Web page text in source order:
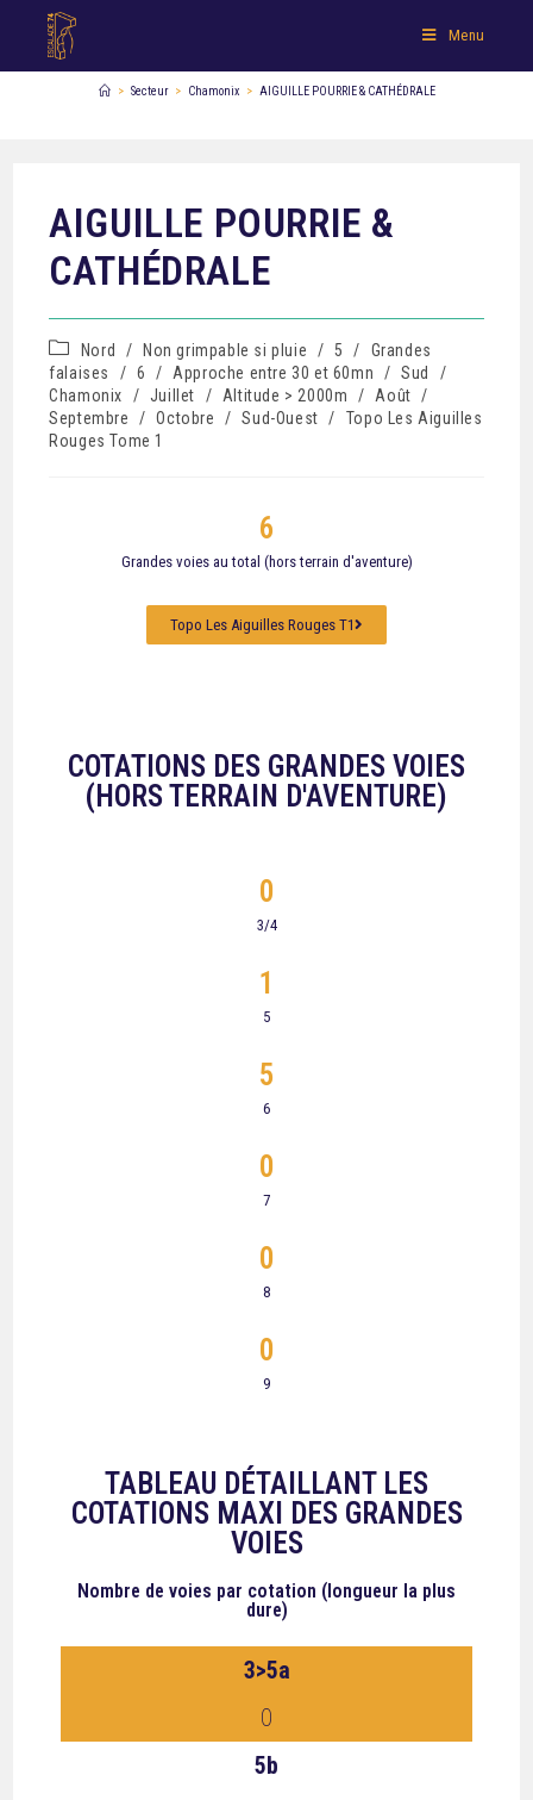
Menu
> Secteur > Chamonix > AIGUILLE POURRIE & CATHÉDRALE
AIGUILLE POURRIE &
CATHÉDRALE
Nord / Non grimpable si pluie / 5 /
Grandes
falaises
/ 6 / Approche entre 30 et 60mn / Sud
/
Chamonix
/ Juillet / Altitude > 2000m / Août /
Septembre
/ Octobre / Sud-Ouest /
Topo Les Aiguilles
Rouges Tome 1
Grandes voies au total (hors terrain d'aventure)
6
Topo Les Aiguilles Rouges T1
COTATIONS DES GRANDES VOIES
(HORS TERRAIN D'AVENTURE)
3/4
0
5
1
6
5
7
0
8
0
9
0
TABLEAU DÉTAILLANT LES
COTATIONS MAXI DES GRANDES
VOIES
Nombre de voies par cotation (longueur la plus
dure)
3>5a
0
5b